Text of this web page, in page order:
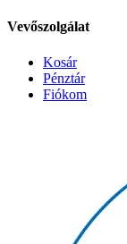
Vevőszolgálat
Kosár
Pénztár
Fiókom